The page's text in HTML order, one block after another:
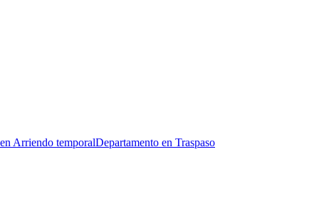
Arriendo temporalDepartamento en Traspaso